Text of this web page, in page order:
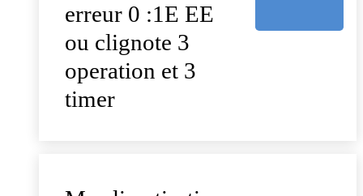
erreur 0 :1E EE
ou clignote 3
operation et 3
timer